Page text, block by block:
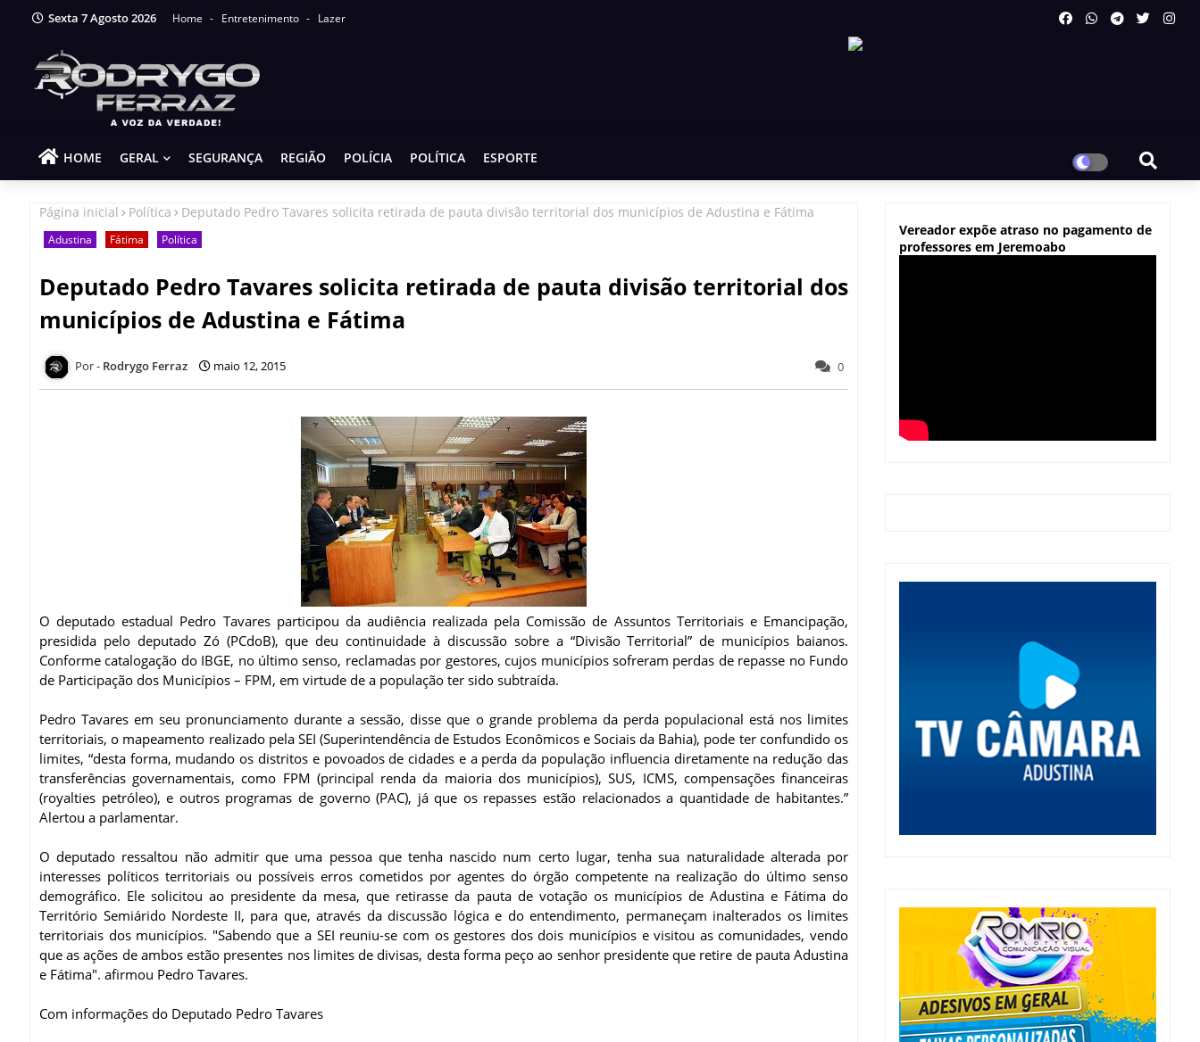
Sexta 7 Agosto 2026 Home Entretenimento Lazer
HOME GERAL SEGURANÇA REGIÃO POLÍCIA POLÍTICA ESPORTE
Página inicial Política Deputado Pedro Tavares solicita retirada de pauta divisão territorial dos municípios de Adustina e Fátima
Adustina Fátima Política
Deputado Pedro Tavares solicita retirada de pauta divisão territorial dos
municípios de Adustina e Fátima
Rodrygo Ferraz maio 12, 2015 0
O deputado estadual Pedro Tavares participou da audiência realizada pela Comissão de Assuntos Territoriais e Emancipação,
presidida pelo deputado Zó (PCdoB), que deu continuidade à discussão sobre a “Divisão Territorial” de municípios baianos.
Conforme catalogação do IBGE, no último senso, reclamadas por gestores, cujos municípios sofreram perdas de repasse no Fundo
de Participação dos Municípios – FPM, em virtude de a população ter sido subtraída.
Pedro Tavares em seu pronunciamento durante a sessão, disse que o grande problema da perda populacional está nos limites
territoriais, o mapeamento realizado pela SEI (Superintendência de Estudos Econômicos e Sociais da Bahia), pode ter confundido os
limites, “desta forma, mudando os distritos e povoados de cidades e a perda da população influencia diretamente na redução das
transferências governamentais, como FPM (principal renda da maioria dos municípios), SUS, ICMS, compensações financeiras
(royalties petróleo), e outros programas de governo (PAC), já que os repasses estão relacionados a quantidade de habitantes.”
Alertou a parlamentar.
O deputado ressaltou não admitir que uma pessoa que tenha nascido num certo lugar, tenha sua naturalidade alterada por
interesses políticos territoriais ou possíveis erros cometidos por agentes do órgão competente na realização do último senso
demográfico. Ele solicitou ao presidente da mesa, que retirasse da pauta de votação os municípios de Adustina e Fátima do
Território Semiárido Nordeste II, para que, através da discussão lógica e do entendimento, permaneçam inalterados os limites
territoriais dos municípios. "Sabendo que a SEI reuniu-se com os gestores dos dois municípios e visitou as comunidades, vendo
que as ações de ambos estão presentes nos limites de divisas, desta forma peço ao senhor presidente que retire de pauta Adustina
e Fátima". afirmou Pedro Tavares.
Com informações do Deputado Pedro Tavares
Vereador expõe atraso no pagamento de
professores em Jeremoabo